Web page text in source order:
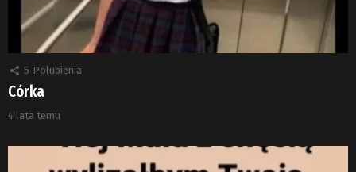
5 Polubienia
Córka
4 lata temu